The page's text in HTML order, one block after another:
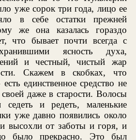
уже сорок три года, лицо ее
в себе остатки прежней
же она казалась гораздо
что бывает почти всегда с
ясность духа,
и честный, чистый жар
Скажем в скобках, что
единственное средство не
даже в старости. Волосы
и редеть, маленькие
уже давно появились около
высохли от заботы и горя, и
было прекрасно. Это был